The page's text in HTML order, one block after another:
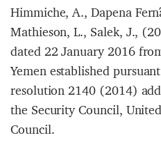
Himmiche, A., Dapena
Mathieson, L., Salek, J.,
dated 22 January 2016
Yemen established
resolution 2140 (2014)
the Security Council,
Council.